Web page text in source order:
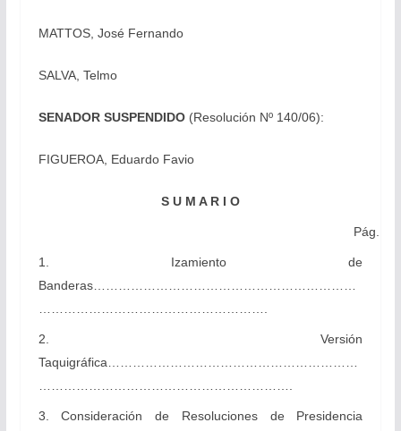
MATTOS, José Fernando
SALVA, Telmo
SENADOR SUSPENDIDO (Resolución Nº 140/06):
FIGUEROA, Eduardo Favio
S U M A R I O
Pág.
1. Izamiento de
Banderas………………………………………………………
……………………………………………….
2. Versión
Taquigráfica……………………………………………………
…………………………………………………….
3. Consideración de Resoluciones de Presidencia